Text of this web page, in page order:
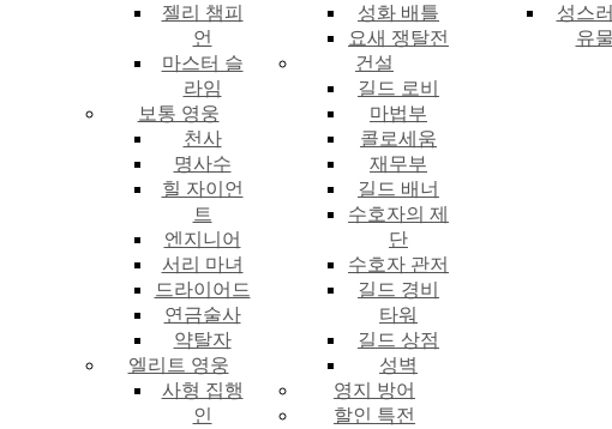
젤리 챔피
언
마스터 슬
라임
보통 영웅
천사
명사수
힐 자이언
트
엔지니어
서리 마녀
드라이어드
연금술사
약탈자
엘리트 영웅
사형 집행
인
성화 배틀
요새 쟁탈전
건설
길드 로비
마법부
콜로세움
재무부
길드 배너
수호자의 제
단
수호자 관저
길드 경비
타워
길드 상점
성벽
영지 방어
할인 특전
성스
유물